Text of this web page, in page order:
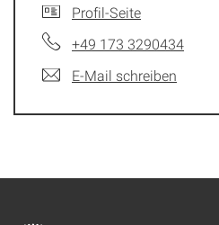
Profil-Seite
+49 173 3290434
E-Mail schreiben